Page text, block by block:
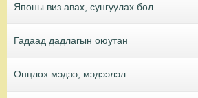
Японы виз авах, сунгуулах бол
Гадаад дадлагын оюутан
Онцлох мэдээ, мэдээлэл